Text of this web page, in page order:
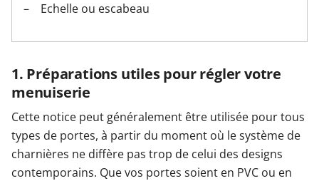
Echelle ou escabeau
1. Préparations utiles pour régler votre
menuiserie
Cette notice peut généralement être utilisée pour tous
types de portes, à partir du moment où le système de
charnières ne diffère pas trop de celui des designs
contemporains. Que vos portes soient en PVC ou en